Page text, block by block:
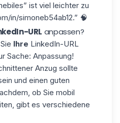
ist viel leichter zu
in/simoneb54ab12.” 🧠
URL anpassen?
Ihre LinkedIn-URL
Sache: Anpassung!
Anzug sollte
und einen guten
ob Sie mobil
gibt es verschiedene